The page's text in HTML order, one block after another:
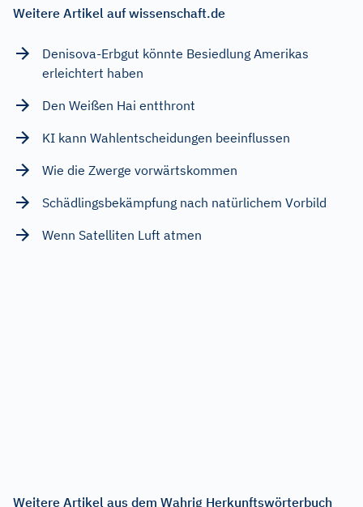
Weitere Artikel auf wissenschaft.de
Denisova-Erbgut könnte Besiedlung Amerikas
erleichtert haben
Den Weißen Hai entthront
KI kann Wahlentscheidungen beeinflussen
Wie die Zwerge vorwärtskommen
Schädlingsbekämpfung nach natürlichem Vorbild
Wenn Satelliten Luft atmen
Weitere Artikel aus dem Wahrig Herkunftswörterbuch